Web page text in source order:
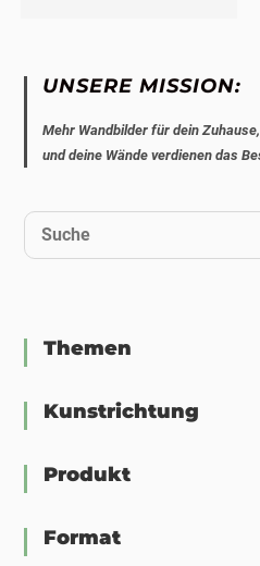
UNSERE MISSION:
Mehr Wandbilder für dein
und deine Wände verdienen das
Themen
Kunstrichtung
Produkt
Format